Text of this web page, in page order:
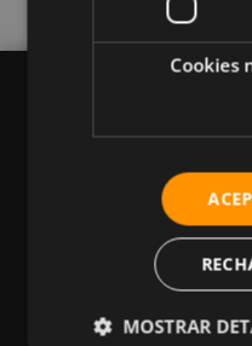
Queremos
deportes, fitness,
saludables y
Cookies
MOSTRAR